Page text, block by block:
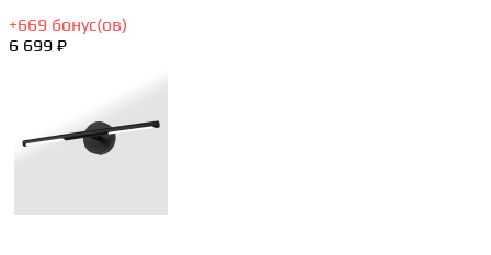
+669 бонус(ов)
6 699 ₽